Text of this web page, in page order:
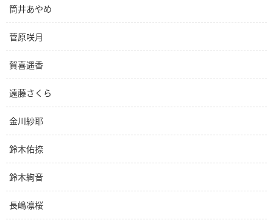
筒井あやめ
菅原咲月
賀喜遥香
遠藤さくら
金川紗耶
鈴木佑捺
鈴木絢音
長嶋凛桜